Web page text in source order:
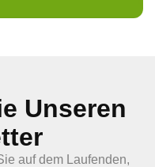
Unseren
auf dem Laufenden,